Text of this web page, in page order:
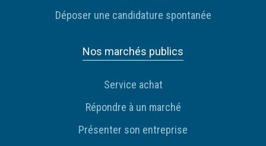
Déposer une candidature spontanée
Nos marchés publics
Service achat
Répondre à un marché
Présenter son entreprise